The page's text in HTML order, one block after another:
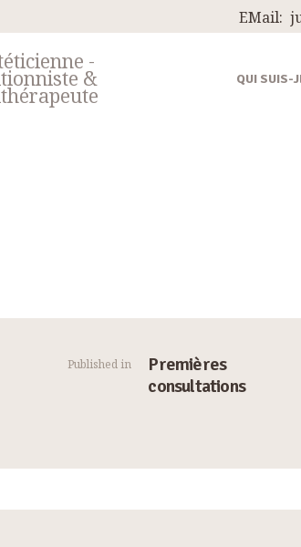
EMail:
QUI SUIS-
Published in
Premières
consultations